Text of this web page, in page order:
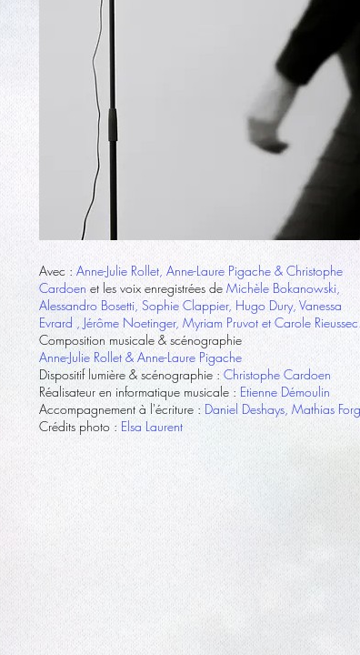
Avec : Anne-Julie Rollet, Anne-Laure Pigache & Christophe
Cardoenet les voix enregistrées de Michèle Bokanowski,
Alessandro Bosetti, Sophie Clappier, Hugo Dury, Vanessa
Evrard , Jérôme Noetinger, Myriam Pruvot et Carole Rieussec.
Composition musicale & scénographie
Anne-Julie Rollet & Anne-Laure Pigache
Dispositif lumière & scénographie :Christophe Cardoen
Réalisateur en informatique musicale : Etienne Démoulin
Accompagnement à l'écriture :Daniel Deshays, Mathias
Crédits photo : Elsa Laurent